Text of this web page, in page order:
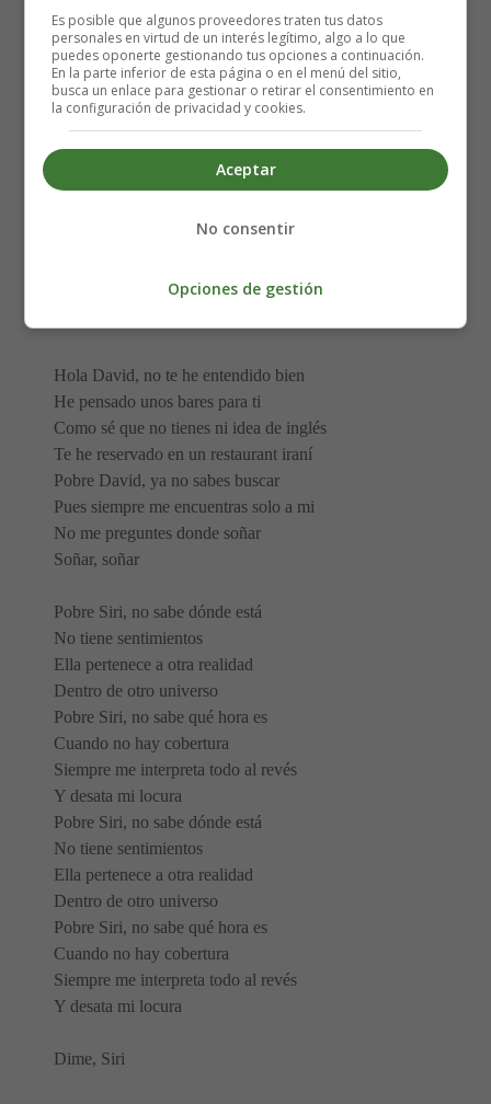
La que ardía
Más brillante en el horizonte
Tan distinta a todas las demás
Ella pertenece a otra realidad
Siempre me interpreta todo al revés
Hola David, no te he entendido bien
He pensado unos bares para ti
Como sé que no tienes ni idea de inglés
Te he reservado en un restaurant iraní
Pobre David, ya no sabes buscar
Pues siempre me encuentras solo a mi
No me preguntes donde soñar
Soñar, soñar
Pobre Siri, no sabe dónde está
No tiene sentimientos
Ella pertenece a otra realidad
Dentro de otro universo
Pobre Siri, no sabe qué hora es
Cuando no hay cobertura
Siempre me interpreta todo al revés
Y desata mi locura
Pobre Siri, no sabe dónde está
No tiene sentimientos
Ella pertenece a otra realidad
Dentro de otro universo
Pobre Siri, no sabe qué hora es
Cuando no hay cobertura
Siempre me interpreta todo al revés
Y desata mi locura
Dime, Siri
Es posible que algunos proveedores traten tus datos
personales en virtud de un interés legítimo, algo a lo que
puedes oponerte gestionando tus opciones a continuación.
En la parte inferior de esta página o en el menú del sitio,
busca un enlace para gestionar o retirar el consentimiento en
la configuración de privacidad y cookies.
Aceptar
No consentir
Opciones de gestión